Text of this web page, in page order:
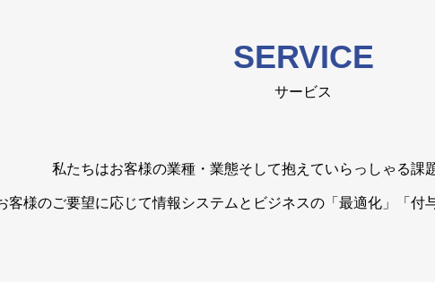
SERVICE
サービス
私たちはお客様の業種・業態そして抱えていらっしゃる課
客様のご要望に応じて情報システムとビジネスの「最適化」「付